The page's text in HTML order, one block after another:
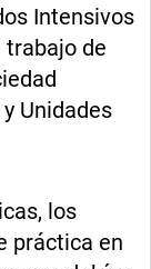
Intensivos
trabajo de
Unidades
los
práctica en